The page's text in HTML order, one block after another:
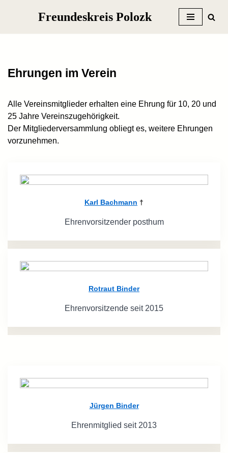
Freundeskreis Polozk
Ehrungen im Verein
Alle Vereinsmitglieder erhalten eine Ehrung für 10, 20 und
25 Jahre Vereinszugehörigkeit.
Der Mitgliederversammlung obliegt es, weitere Ehrungen
vorzunehmen.
Karl Bachmann †
Ehrenvorsitzender posthum
Rotraut Binder
Ehrenvorsitzende seit 2015
Jürgen Binder
Ehrenmitglied seit 2013